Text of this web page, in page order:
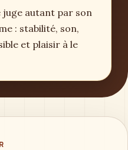
juge autant par son
: stabilité, son,
et plaisir à le